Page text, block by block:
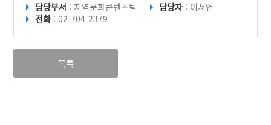
담당부서 : 지역문화콘텐츠팀 담당자 : 이서연
전화 : 02-704-2379
목록